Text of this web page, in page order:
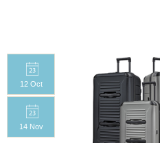
12 Oct
14 Nov